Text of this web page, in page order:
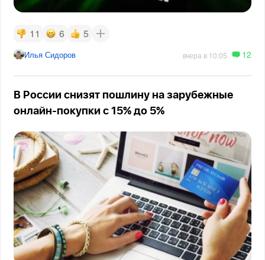
11 6 5
Илья Сидоров вчера в 10:05 12
В России снизят пошлину на зарубежные
онлайн-покупки с 15% до 5%